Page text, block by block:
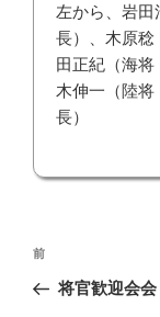
左から、岩田
長）、木原稔
田正紀（海
木伸一（陸将
長）
投
ナ
前
の
前
将官歓迎会会